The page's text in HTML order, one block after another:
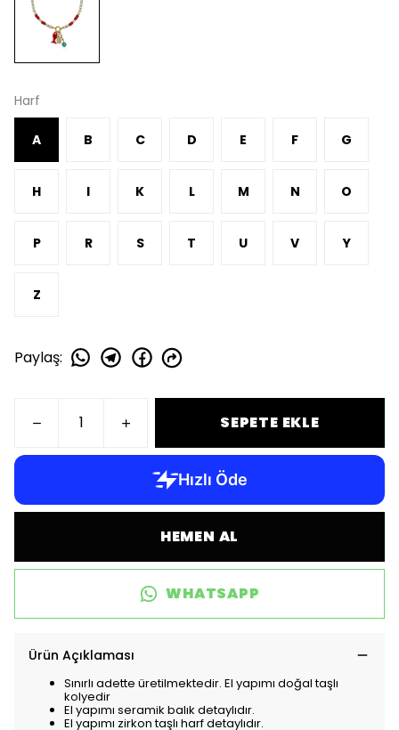
Harf
A B C D E F G
H I K L M N O
P R S T U V Y
Z
Paylaş:
SEPETE EKLE
HEMEN AL
WHATSAPP
Ürün Açıklaması
Sınırlı adette üretilmektedir. El yapımı doğal taşlı
kolyedir
El yapımı seramik balık detaylıdır.
El yapımı zirkon taşlı harf detaylıdır.